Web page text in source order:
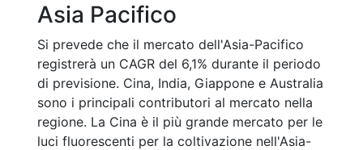
Asia Pacifico
Si prevede che il mercato dell'Asia-Pacifico
registrerà un CAGR del 6,1% durante il periodo
di previsione. Cina, India, Giappone e Australia
sono i principali contributori al mercato nella
regione. La Cina è il più grande mercato per le
luci fluorescenti per la coltivazione nell'Asia-